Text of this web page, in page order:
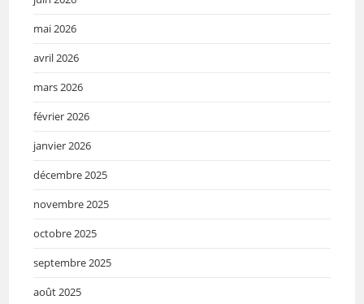
mai 2026
avril 2026
mars 2026
février 2026
janvier 2026
décembre 2025
novembre 2025
octobre 2025
septembre 2025
août 2025